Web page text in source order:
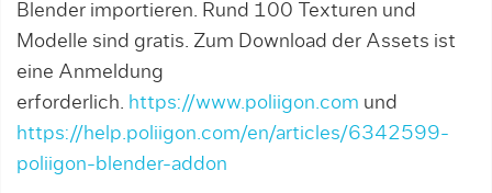
Blender importieren. Rund 100 Texturen und
Modelle sind gratis. Zum Download der Assets ist
eine Anmeldung
erforderlich. https://www.poliigon.com und
https://help.poliigon.com/en/articles/6342599-
poliigon-blender-addon